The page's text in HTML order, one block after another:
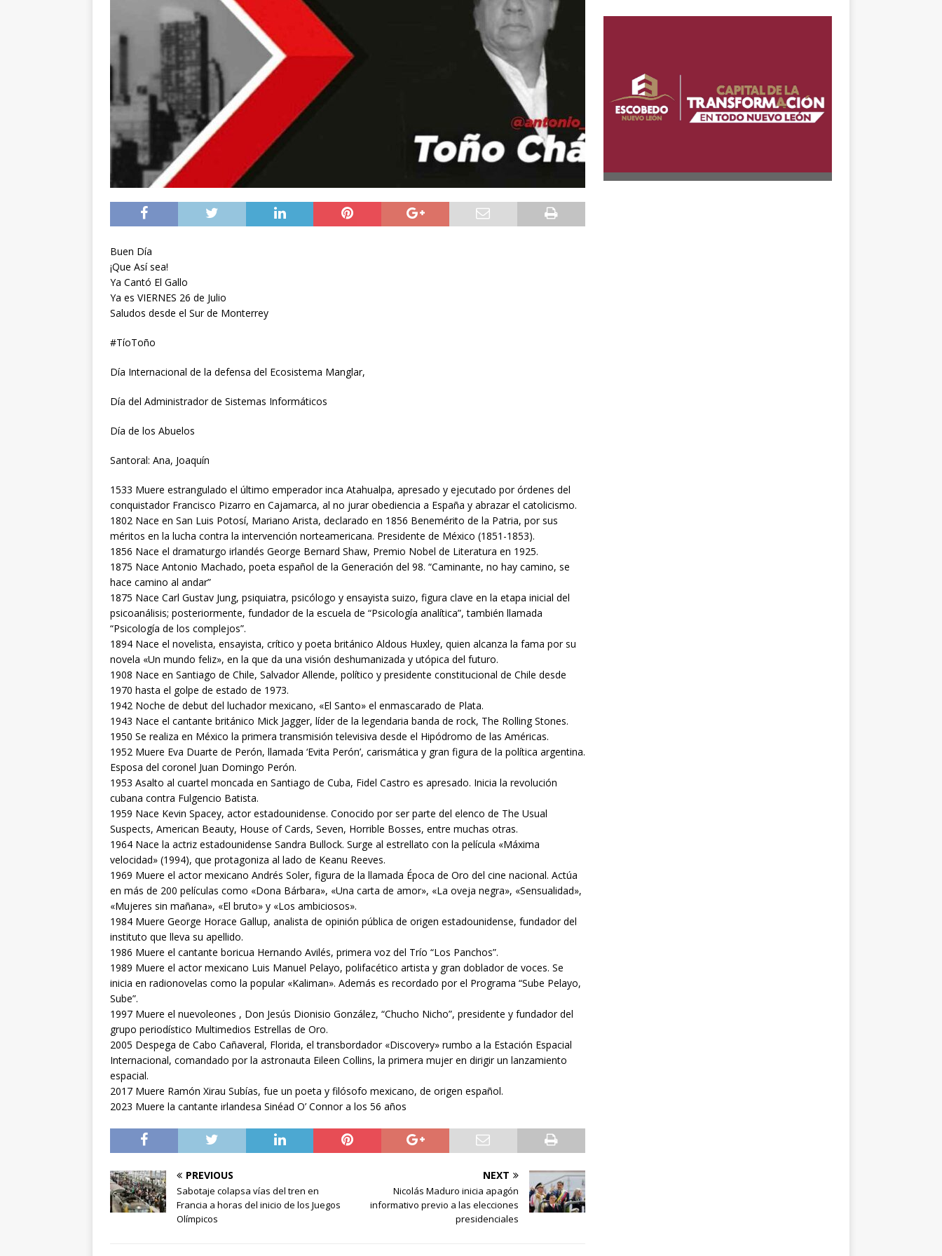
Buen Día
¡Que Así sea!
Ya Cantó El Gallo
Ya es VIERNES 26 de Julio
Saludos desde el Sur de Monterrey
#TíoToño
Día Internacional de la defensa del Ecosistema Manglar,
Día del Administrador de Sistemas Informáticos
Día de los Abuelos
Santoral: Ana, Joaquín
1533 Muere estrangulado el último emperador inca Atahualpa, apresado y ejecutado por órdenes del
conquistador Francisco Pizarro en Cajamarca, al no jurar obediencia a España y abrazar el catolicismo.
1802 Nace en San Luis Potosí, Mariano Arista, declarado en 1856 Benemérito de la Patria, por sus
méritos en la lucha contra la intervención norteamericana. Presidente de México (1851-1853).
1856 Nace el dramaturgo irlandés George Bernard Shaw, Premio Nobel de Literatura en 1925.
1875 Nace Antonio Machado, poeta español de la Generación del 98. “Caminante, no hay camino, se
hace camino al andar”
1875 Nace Carl Gustav Jung, psiquiatra, psicólogo y ensayista suizo, figura clave en la etapa inicial del
psicoanálisis; posteriormente, fundador de la escuela de “Psicología analítica”, también llamada
“Psicología de los complejos”.
1894 Nace el novelista, ensayista, crítico y poeta británico Aldous Huxley, quien alcanza la fama por su
novela «Un mundo feliz», en la que da una visión deshumanizada y utópica del futuro.
1908 Nace en Santiago de Chile, Salvador Allende, político y presidente constitucional de Chile desde
1970 hasta el golpe de estado de 1973.
1942 Noche de debut del luchador mexicano, «El Santo» el enmascarado de Plata.
1943 Nace el cantante británico Mick Jagger, líder de la legendaria banda de rock, The Rolling Stones.
1950 Se realiza en México la primera transmisión televisiva desde el Hipódromo de las Américas.
1952 Muere Eva Duarte de Perón, llamada ‘Evita Perón’, carismática y gran figura de la política argentina.
Esposa del coronel Juan Domingo Perón.
1953 Asalto al cuartel moncada en Santiago de Cuba, Fidel Castro es apresado. Inicia la revolución
cubana contra Fulgencio Batista.
1959 Nace Kevin Spacey, actor estadounidense. Conocido por ser parte del elenco de The Usual
Suspects, American Beauty, House of Cards, Seven, Horrible Bosses, entre muchas otras.
1964 Nace la actriz estadounidense Sandra Bullock. Surge al estrellato con la película «Máxima
velocidad» (1994), que protagoniza al lado de Keanu Reeves.
1969 Muere el actor mexicano Andrés Soler, figura de la llamada Época de Oro del cine nacional. Actúa
en más de 200 películas como «Dona Bárbara», «Una carta de amor», «La oveja negra», «Sensualidad»,
«Mujeres sin mañana», «El bruto» y «Los ambiciosos».
1984 Muere George Horace Gallup, analista de opinión pública de origen estadounidense, fundador del
instituto que lleva su apellido.
1986 Muere el cantante boricua Hernando Avilés, primera voz del Trío “Los Panchos”.
1989 Muere el actor mexicano Luis Manuel Pelayo, polifacético artista y gran doblador de voces. Se
inicia en radionovelas como la popular «Kaliman». Además es recordado por el Programa “Sube Pelayo,
Sube”.
1997 Muere el nuevoleones , Don Jesús Dionisio González, “Chucho Nicho”, presidente y fundador del
grupo periodístico Multimedios Estrellas de Oro.
2005 Despega de Cabo Cañaveral, Florida, el transbordador «Discovery» rumbo a la Estación Espacial
Internacional, comandado por la astronauta Eileen Collins, la primera mujer en dirigir un lanzamiento
espacial.
2017 Muere Ramón Xirau Subías, fue un poeta y filósofo mexicano, de origen español.
2023 Muere la cantante irlandesa Sinéad O’ Connor a los 56 años
PREVIOUS
Sabotaje colapsa vías del tren en
Francia a horas del inicio de los Juegos
Olímpicos
NEXT
Nicolás Maduro inicia apagón
informativo previo a las elecciones
presidenciales